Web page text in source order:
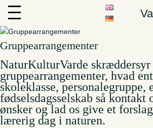
Gruppearrangementer
NaturKulturVarde skræddersyr
gruppearrangementer, hvad
skoleklasse, personalegruppe,
fødselsdagsselskab så kontakt
ønsker og lad os give et
lærerig dag i naturen.